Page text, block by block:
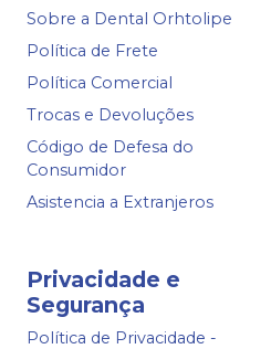
Sobre a Dental Orhtolipe
Política de Frete
Política Comercial
Trocas e Devoluções
Código de Defesa do
Consumidor
Asistencia a Extranjeros
Privacidade e
Segurança
Política de Privacidade -